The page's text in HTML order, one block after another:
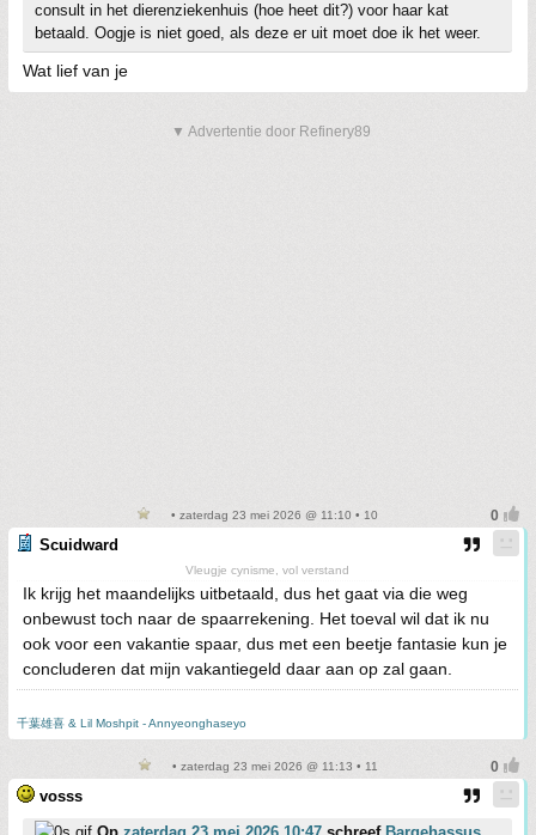
consult in het dierenziekenhuis (hoe heet dit?) voor haar kat
betaald. Oogje is niet goed, als deze er uit moet doe ik het weer.
Wat lief van je
▼ Advertentie door Refinery89
• zaterdag 23 mei 2026 @ 11:10 • 10
Scuidward
Vleugje cynisme, vol verstand
Ik krijg het maandelijks uitbetaald, dus het gaat via die weg
onbewust toch naar de spaarrekening. Het toeval wil dat ik nu
ook voor een vakantie spaar, dus met een beetje fantasie kun je
concluderen dat mijn vakantiegeld daar aan op zal gaan.
千葉雄喜 & Lil Moshpit - Annyeonghaseyo
• zaterdag 23 mei 2026 @ 11:13 • 11
vosss